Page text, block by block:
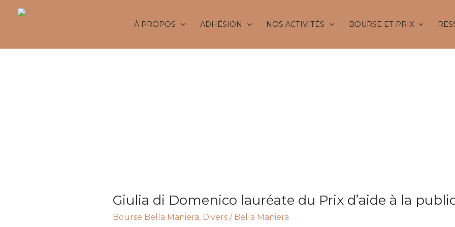
Aller
À PROPOS ADHÉSION NOS ACTIVITÉS BOURSE ET PRIX
Giulia di Domenico lauréate du Prix d’aide à la
Bourse Bella Maniera, Divers / Bella Maniera
Domenico
lauréate